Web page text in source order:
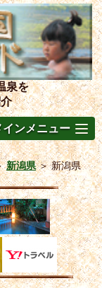
泉を
インメニュー
新潟県＞新潟県